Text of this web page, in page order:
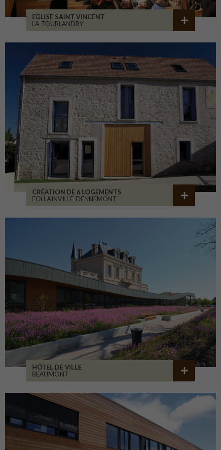
EGLISE SAINT VINCENT
LA TOURLANDRY
CRÉATION DE 6 LOGEMENTS
FOLLAINVILLE-DENNEMONT
HÔTEL DE VILLE
BEAUMONT